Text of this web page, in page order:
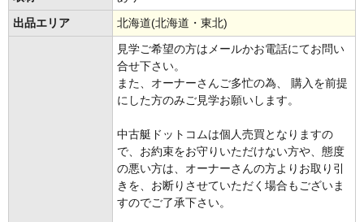
出品エリア 北海道(北海道・東北)
見学ご希望の方はメールかお電話にてお問い
合せ下さい。
また、オーナーさんご多忙の為、 購入を前提
にした方のみご見学お願いします。
中古艇ドットコムは個人売買となりますの
で、お約束をお守りいただけない方や、態度
の悪い方は、オーナーさんの方よりお取り引
きを、お断りさせていただく場合もございま
すのでご了承下さい。